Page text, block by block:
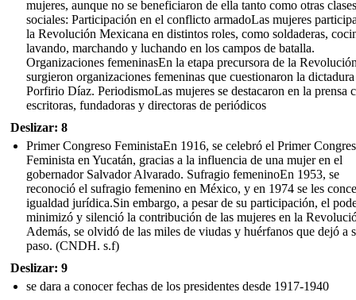
mujeres, aunque no se beneficiaron de ella tanto como otras clases
sociales: Participación en el conflicto armadoLas mujeres
la Revolución Mexicana en distintos roles, como soldaderas,
lavando, marchando y luchando en los campos de batalla.
Organizaciones femeninasEn la etapa precursora de la
surgieron organizaciones femeninas que cuestionaron la
Porfirio Díaz. PeriodismoLas mujeres se destacaron en la prensa
escritoras, fundadoras y directoras de periódicos
Deslizar: 8
Primer Congreso FeministaEn 1916, se celebró el Primer
Feminista en Yucatán, gracias a la influencia de una mujer en el
gobernador Salvador Alvarado. Sufragio femeninoEn 1953, se
reconoció el sufragio femenino en México, y en 1974 se les
igualdad jurídica.Sin embargo, a pesar de su participación, el
minimizó y silenció la contribución de las mujeres en la
Además, se olvidó de las miles de viudas y huérfanos que dejó a
paso. (CNDH. s.f)
Deslizar: 9
se dara a conocer fechas de los presidentes desde 1917-1940